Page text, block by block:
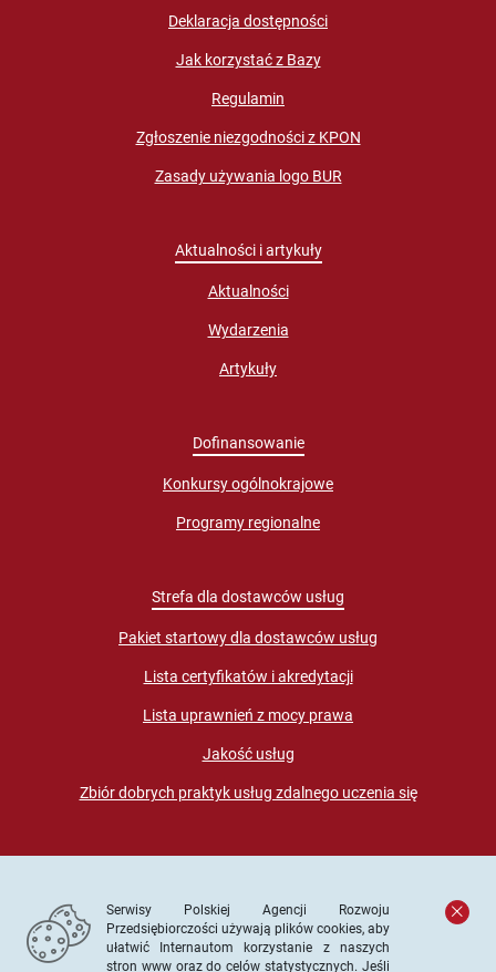
Deklaracja dostępności
Jak korzystać z Bazy
Regulamin
Zgłoszenie niezgodności z KPON
Zasady używania logo BUR
Aktualności i artykuły
Aktualności
Wydarzenia
Artykuły
Dofinansowanie
Konkursy ogólnokrajowe
Programy regionalne
Strefa dla dostawców usług
Pakiet startowy dla dostawców usług
Lista certyfikatów i akredytacji
Lista uprawnień z mocy prawa
Jakość usług
Zbiór dobrych praktyk usług zdalnego uczenia się
Serwisy Polskiej Agencji Rozwoju
Przedsiębiorczości używają plików cookies, aby
ułatwić Internautom korzystanie z naszych
stron www oraz do celów statystycznych. Jeśli